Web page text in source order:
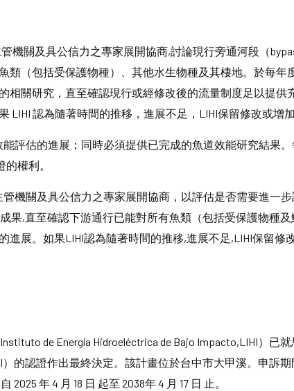
機關及具公信力之專家展開協商,討論現行旁通河段（
類（包括受保護物種）、其他水生物種及其棲地。於每年
相關研究，直至確認現行或經修改後的流量制度足以提
LIHI 認為隨著時間的推移，進展不足，LIHI保留修改或增
評估的進展；同時必須提供已完成的魚道效能研究結果
權利。
機關及具公信力之專家展開協商，以評估是否需要進一
果,直至確認下游通行已能對所有魚類（包括受保護物種
進展。如果LIHI認為隨著時間的推移,進展不足,LIHI保留修
de Energía Hidroeléctrica de Bajo Impacto,LIHI）已
I）的認證作出最終決定。該計畫位於台中市大甲溪。申訴期
年 4 月 18 日 起至 2038年 4 月 17 日 止。